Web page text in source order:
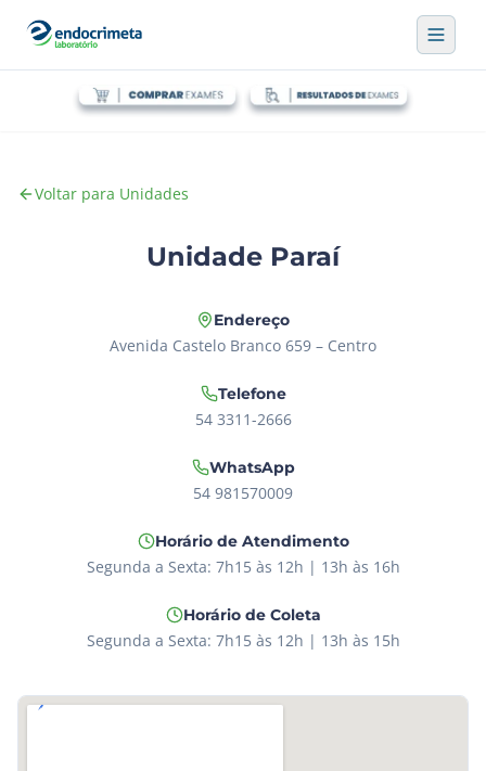
Voltar para Unidades
Unidade Paraí
Endereço
Avenida Castelo Branco 659 – Centro
Telefone
54 3311-2666
WhatsApp
54 981570009
Horário de Atendimento
Segunda a Sexta: 7h15 às 12h | 13h às 16h
Horário de Coleta
Segunda a Sexta: 7h15 às 12h | 13h às 15h